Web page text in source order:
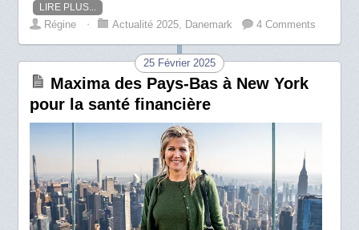
LIRE PLUS...
Régine ⋅ Actualité 2025 Danemark 4 Comments
25 Février 2025
Maxima des Pays-Bas à New York
pour la santé financière